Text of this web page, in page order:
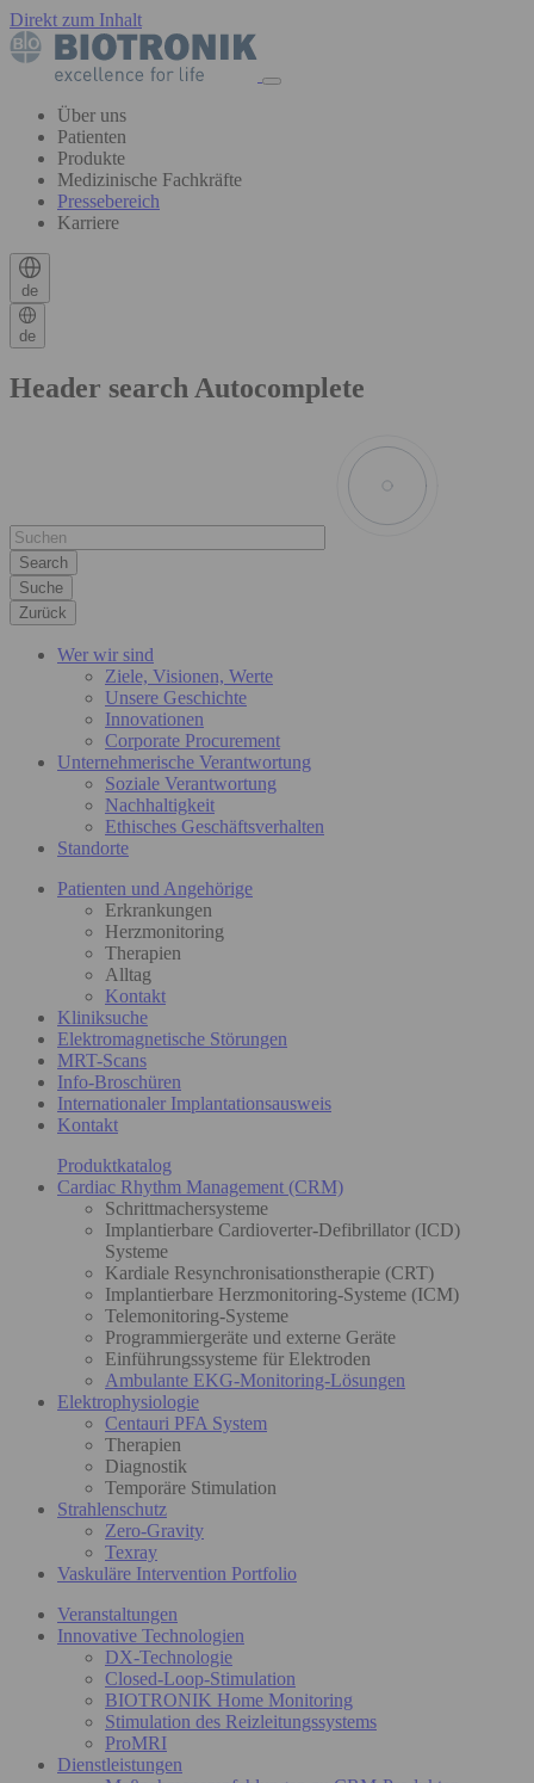
Direkt zum Inhalt
Über uns
Patienten
Produkte
Medizinische Fachkräfte
Pressebereich
Karriere
de
de
Header search Autocomplete
Suche
Zurück
Wer wir sind
Ziele, Visionen, Werte
Unsere Geschichte
Innovationen
Corporate Procurement
Unternehmerische Verantwortung
Soziale Verantwortung
Nachhaltigkeit
Ethisches Geschäftsverhalten
Standorte
Patienten und Angehörige
Erkrankungen
Herzmonitoring
Therapien
Alltag
Kontakt
Kliniksuche
Elektromagnetische Störungen
MRT-Scans
Info-Broschüren
Internationaler Implantationsausweis
Kontakt
Produktkatalog
Cardiac Rhythm Management (CRM)
Schrittmachersysteme
Implantierbare Cardioverter-Defibrillator (ICD)
Systeme
Kardiale Resynchronisationstherapie (CRT)
Implantierbare Herzmonitoring-Systeme (ICM)
Telemonitoring-Systeme
Programmiergeräte und externe Geräte
Einführungssysteme für Elektroden
Ambulante EKG-Monitoring-Lösungen
Elektrophysiologie
Centauri PFA System
Therapien
Diagnostik
Temporäre Stimulation
Strahlenschutz
Zero-Gravity
Texray
Vaskuläre Intervention Portfolio
Veranstaltungen
Innovative Technologien
DX-Technologie
Closed-Loop-Stimulation
BIOTRONIK Home Monitoring
Stimulation des Reizleitungssystems
ProMRI
Dienstleistungen